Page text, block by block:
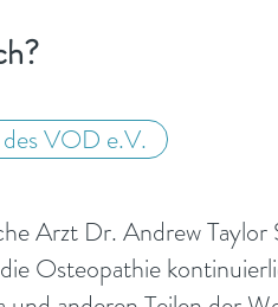
VOD e.V.
Arzt Dr. Andrew Taylor
Osteopathie